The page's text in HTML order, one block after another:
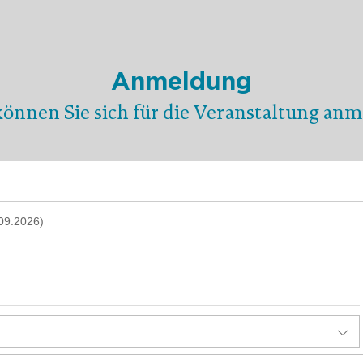
Anmeldung
Sie sich für die Veranstaltung